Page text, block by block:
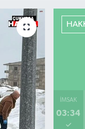
İMSAK
03:34